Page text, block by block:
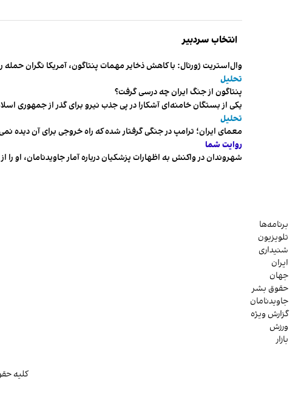
انتخاب سردبیر
وال‌استریت ژورنال: با کاهش ذخایر مهمات پنتاگون، آمریکا نگران
تحلیل
پنتاگون از جنگ ایران چه درسی گرفت؟
یکی از بستگان خامنه‌ای آشکارا در پی جذب نیرو برای گذر از جمهوری
تحلیل
معمای ایران؛ ترامپ در جنگی گرفتار شده که راه خروجی برای آن دیده
روایت شما
شهروندان در واکنش به اظهارات پزشکیان درباره آمار جاویدنامان، او را
برنامه‌ها
تلویزیون
شنیداری
ایران
جهان
حقوق بشر
جاویدنامان
گزارش ویژه
ورزش
بازار
کلیه